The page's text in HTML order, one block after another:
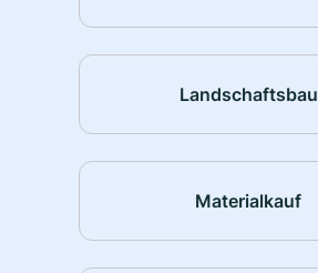
Landschaftsbau
Materialkauf